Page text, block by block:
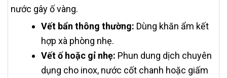
nước gây ố vàng.
Vết bẩn thông thường: Dùng khăn ẩm kết
hợp xà phòng nhẹ.
Vết ố hoặc gỉ nhẹ: Phun dung dịch chuyên
dụng cho inox, nước cốt chanh hoặc giấm